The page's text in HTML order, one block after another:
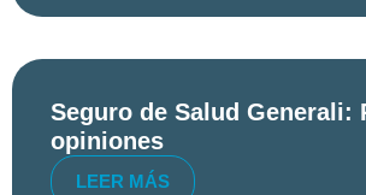
Seguro de Salud Generali:
opiniones
LEER MÁS